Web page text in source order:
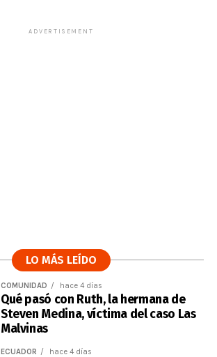
ADVERTISEMENT
LO MÁS LEÍDO
COMUNIDAD hace 4 días
Qué pasó con Ruth, la hermana de
Steven Medina, víctima del caso Las
Malvinas
ECUADOR hace 4 días